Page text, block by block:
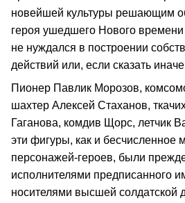
новейшей культуры решающим
героя ушедшего Нового
не нуждался в построении
действий или, если сказать
Пионер Павлик Морозов,
шахтер Алексей Стаханов,
Гаганова, комдив Щорс, летчик
эти фигуры, как и бесчисленное
персонажей-героев, были
исполнителями предписанного
носителями высшей солдатской